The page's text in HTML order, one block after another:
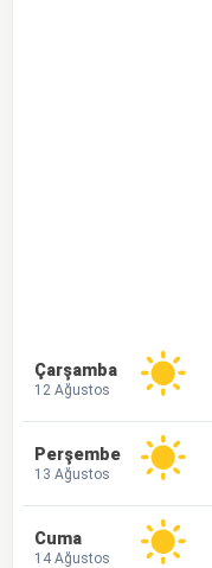
Çarşamba
12 Ağustos
Perşembe
13 Ağustos
Cuma
14 Ağustos